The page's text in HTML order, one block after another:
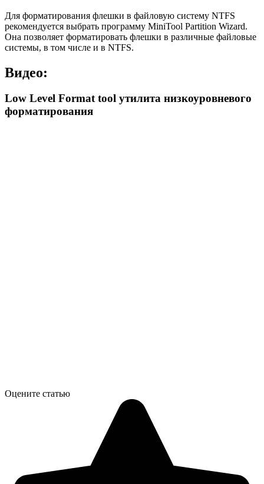
Для форматирования флешки в файловую систему NTFS
рекомендуется выбрать программу MiniTool Partition Wizard.
Она позволяет форматировать флешки в различные файловые
системы, в том числе и в NTFS.
Видео:
Low Level Format tool утилита низкоуровневого
форматирования
Оцените статью